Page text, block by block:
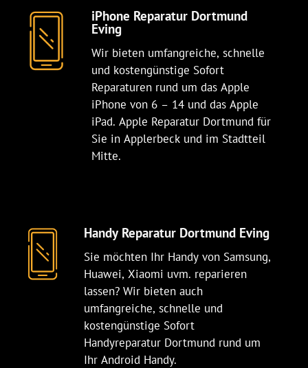
iPhone Reparatur Dortmund
Eving
Wir bieten umfangreiche, schnelle
und kostengünstige Sofort
Reparaturen rund um das Apple
iPhone von 6 – 14 und das Apple
iPad. Apple Reparatur Dortmund für
Sie in Applerbeck und im Stadtteil
Mitte.
Handy Reparatur Dortmund Eving
Sie möchten Ihr Handy von Samsung,
Huawei, Xiaomi uvm. reparieren
lassen? Wir bieten auch
umfangreiche, schnelle und
kostengünstige Sofort
Handyreparatur Dortmund rund um
Ihr Android Handy.